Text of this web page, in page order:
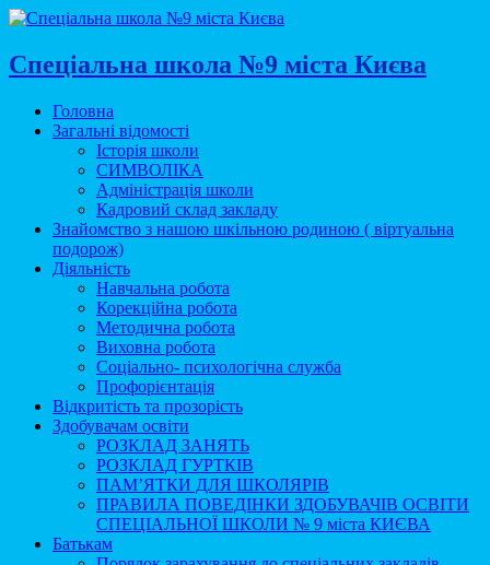
Спеціальна школа №9 міста Києва
Головна
Загальні відомості
Історія школи
СИМВОЛІКА
Адміністрація школи
Кадровий склад закладу
Знайомство з нашою шкільною родиною ( віртуальна
подорож)
Діяльність
Навчальна робота
Корекційна робота
Методична робота
Виховна робота
Соціально- психологічна служба
Профорієнтація
Відкритість та прозорість
Здобувачам освіти
РОЗКЛАД ЗАНЯТЬ
РОЗКЛАД ГУРТКІВ
ПАМ’ЯТКИ ДЛЯ ШКОЛЯРІВ
ПРАВИЛА ПОВЕДІНКИ ЗДОБУВАЧІВ ОСВІТИ
СПЕЦІАЛЬНОЇ ШКОЛИ № 9 міста КИЄВА
Батькам